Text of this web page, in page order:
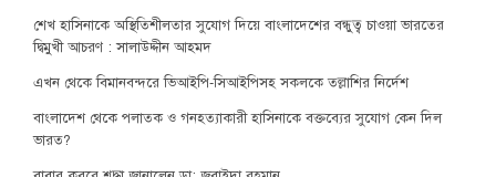
শেখ হাসিনাকে অস্থিতিশীলতার সুযোগ দিয়ে বাংলাদেশের বন্ধুত্ব চাওয়া ভারতের
দ্বিমুখী আচরণ : সালাউদ্দীন আহমদ
এখন থেকে বিমানবন্দরে ভিআইপি-সিআইপিসহ সকলকে তল্লাশির নির্দেশ
বাংলাদেশ থেকে পলাতক ও গনহত্যাকারী হাসিনাকে বক্তব্যের সুযোগ কেন দিল
ভারত?